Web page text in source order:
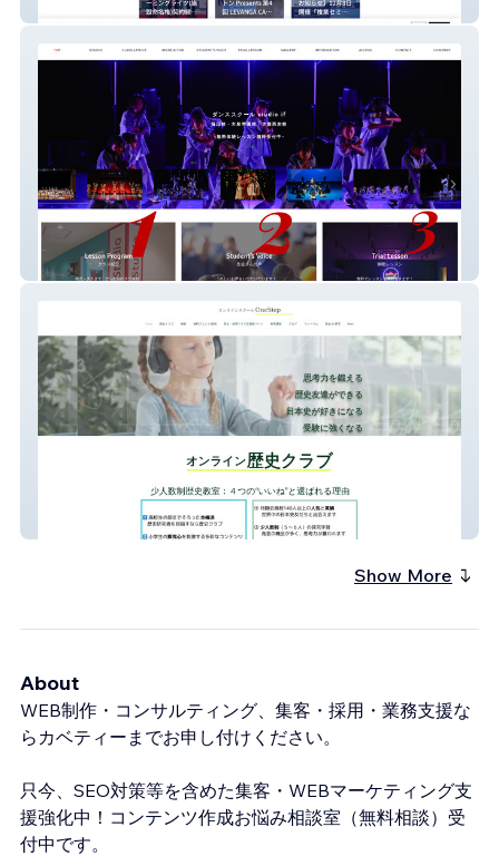
企業法務Matching
studio if
オンラインスクールOneStep
Show More
About
WEB制作・コンサルティング、​集客・採用・業務支援な
らカベティーまでお申し付けください。
只今、SEO対策等を含めた集客・WEBマーケティング支
援強化中！コンテンツ作成お悩み相談室（無料相談）受
付中です。